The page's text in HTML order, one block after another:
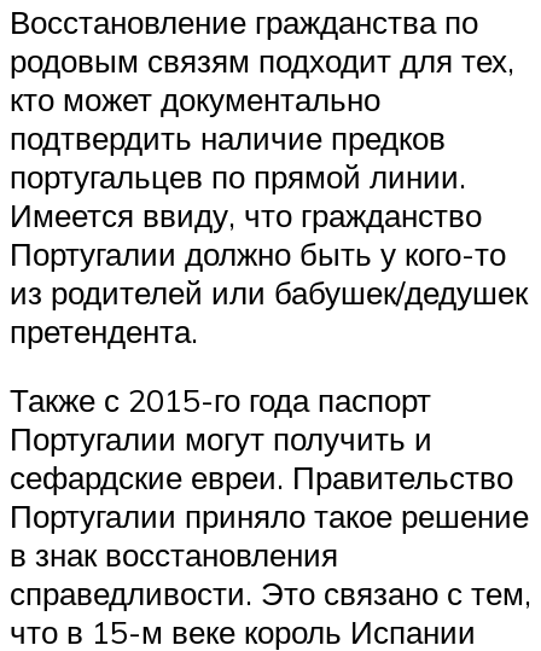
Восстановление гражданства по
родовым связям подходит для тех,
кто может документально
подтвердить наличие предков
португальцев по прямой линии.
Имеется ввиду, что гражданство
Португалии должно быть у кого-то
из родителей или бабушек/дедушек
претендента.
Также с 2015-го года паспорт
Португалии могут получить и
сефардские евреи. Правительство
Португалии приняло такое решение
в знак восстановления
справедливости. Это связано с тем,
что в 15-м веке король Испании